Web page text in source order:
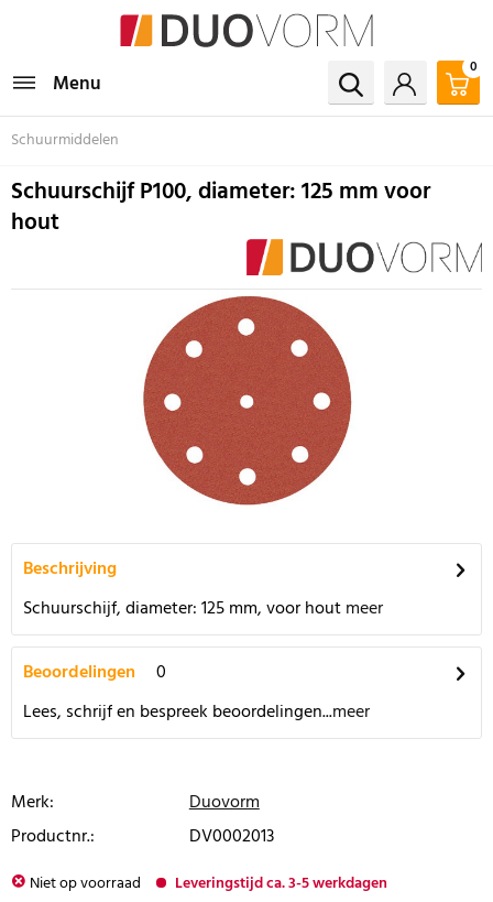
Menu
0
Schuurmiddelen
Schuurschijf P100, diameter: 125 mm voor
hout
Beschrijving
Schuurschijf, diameter: 125 mm, voor houtmeer
Beoordelingen
0
Lees, schrijf en bespreek beoordelingen...meer
Merk:
Duovorm
Productnr.:
DV0002013
Niet op voorraad Leveringstijd ca. 3-5 werkdagen